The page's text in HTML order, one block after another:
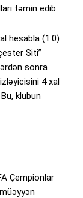
təmin edib.
hesabla (1:0)
Siti”
sonra
izləyicisini 4 xal
klubun
Çempionlar